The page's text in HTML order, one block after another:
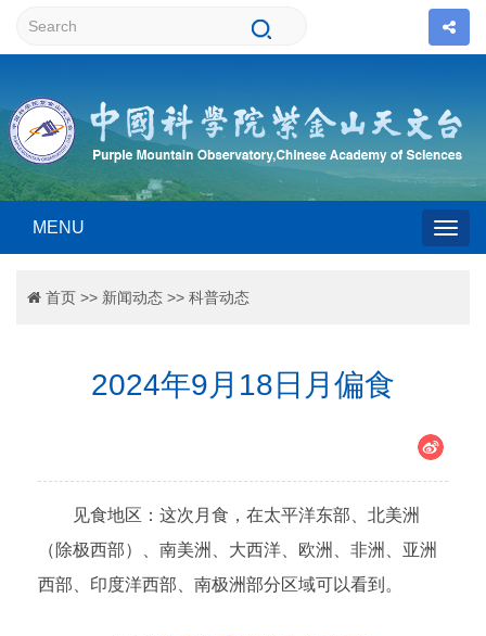
MENU
首页 >> 新闻动态 >> 科普动态
2024年9月18日月偏食
见食地区：这次月食，在太平洋东部、北美洲
（除极西部）、南美洲、大西洋、欧洲、非洲、亚洲
西部、印度洋西部、南极洲部分区域可以看到。